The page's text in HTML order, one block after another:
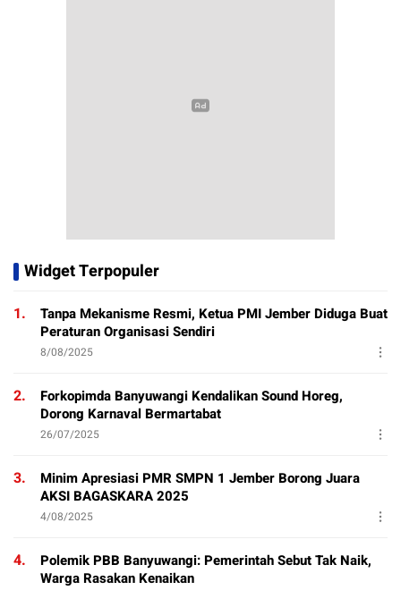
Widget Terpopuler
1.
Tanpa Mekanisme Resmi, Ketua PMI Jember Diduga Buat
Peraturan Organisasi Sendiri
8/08/2025
2.
Forkopimda Banyuwangi Kendalikan Sound Horeg,
Dorong Karnaval Bermartabat
26/07/2025
3.
Minim Apresiasi PMR SMPN 1 Jember Borong Juara
AKSI BAGASKARA 2025
4/08/2025
4.
Polemik PBB Banyuwangi: Pemerintah Sebut Tak Naik,
Warga Rasakan Kenaikan